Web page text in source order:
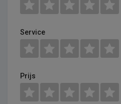
Service
Prijs